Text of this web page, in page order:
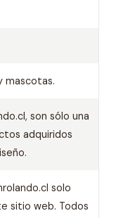
mascotas.
son sólo una
adquiridos
solo
sitio web. Todos